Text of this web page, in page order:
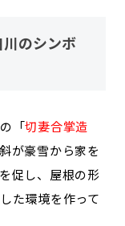
のシンボ
「切妻合掌造
が豪雪から家を
促し、屋根の形
た環境を作って